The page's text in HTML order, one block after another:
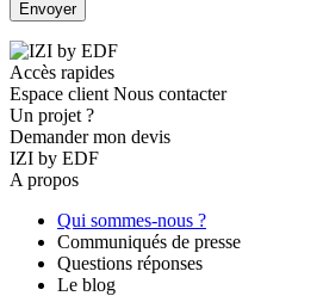
Accès rapides
Espace client Nous contacter
Un projet ?
Demander mon devis
IZI by EDF
A propos
Qui sommes-nous ?
Communiqués de presse
Questions réponses
Le blog